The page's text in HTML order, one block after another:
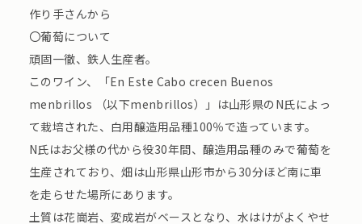
作り手さんから
〇葡萄について
頑固一徹、鉄人生産者。
このワイン、「En Este Cabo crecen Buenos
menbrillos （以下menbrillos）」は山形県のN氏によっ
て栽培された、白用醸造用品種100％で造っています。
N氏はお父様の代から役30年間、醸造用品種のみで葡萄を
生産されており、畑は山形県山形市から30分ほど南に車
を走らせた場所にあります。
土質は花崗岩、変成岩がベースとなり、水はけがよくやせ